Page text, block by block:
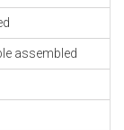
assembled